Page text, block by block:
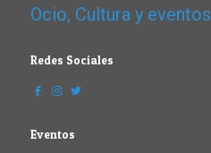
Ocio, Cultura y eventos
Redes Sociales
Eventos